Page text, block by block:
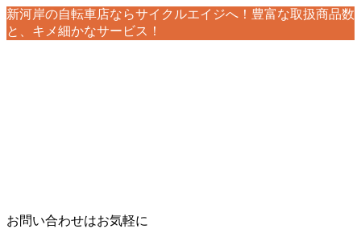
新河岸の自転車店ならサイクルエイジへ！豊富な取扱商品数
と、キメ細かなサービス！
お問い合わせはお気軽に